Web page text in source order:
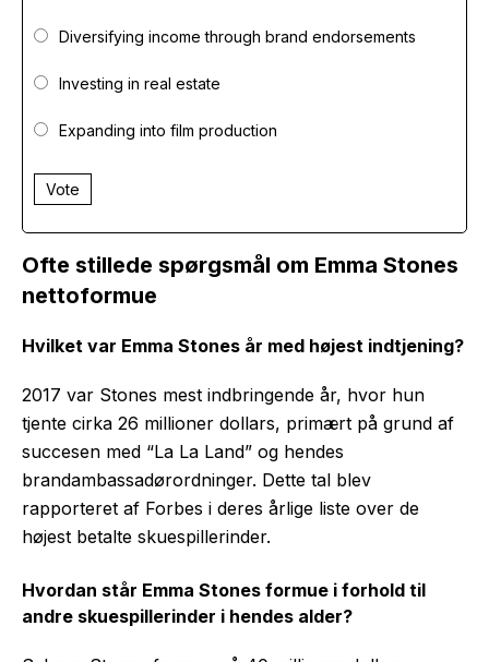
Diversifying income through brand endorsements
Investing in real estate
Expanding into film production
Vote
Ofte stillede spørgsmål om Emma Stones
nettoformue
Hvilket var Emma Stones år med højest indtjening?
2017 var Stones mest indbringende år, hvor hun
tjente cirka 26 millioner dollars, primært på grund af
succesen med “La La Land” og hendes
brandambassadørordninger. Dette tal blev
rapporteret af Forbes i deres årlige liste over de
højest betalte skuespillerinder.
Hvordan står Emma Stones formue i forhold til
andre skuespillerinder i hendes alder?